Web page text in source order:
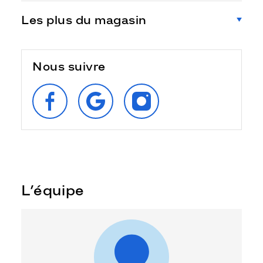
Les plus du magasin
Nous suivre
SUIVEZ‑NOUS
SUR
FACEBOOK
RETROUVEZ‑NOUS
SUR
GOOGLE
SUIVEZ‑NOUS
SUR
INSTAGRAM
L’équipe